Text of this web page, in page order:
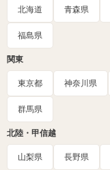
北海道 青森県
福島県
関東
東京都 神奈川県
群馬県
北陸・甲信越
山梨県 長野県